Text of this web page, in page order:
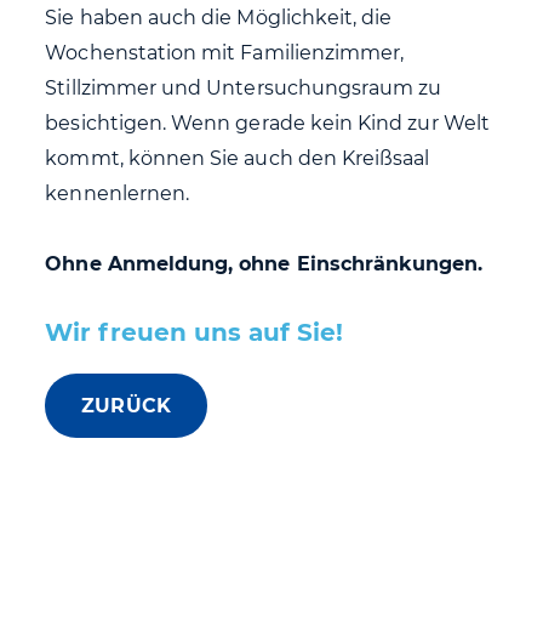
Sie haben auch die Möglichkeit, die
Wochenstation mit Familienzimmer,
Stillzimmer und Untersuchungsraum zu
besichtigen. Wenn gerade kein Kind zur Welt
kommt, können Sie auch den Kreißsaal
kennenlernen.
Ohne Anmeldung, ohne Einschränkungen.
Wir freuen uns auf Sie!
ZURÜCK